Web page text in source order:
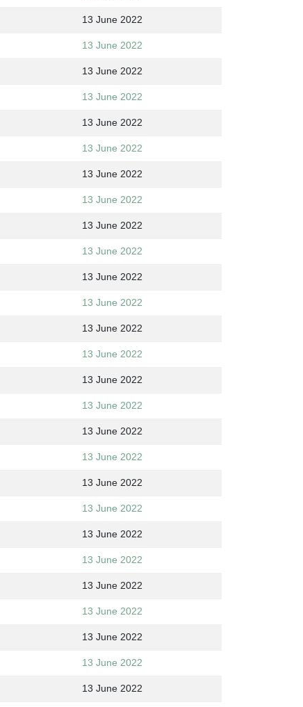
13 June 2022
13 June 2022
13 June 2022
13 June 2022
13 June 2022
13 June 2022
13 June 2022
13 June 2022
13 June 2022
13 June 2022
13 June 2022
13 June 2022
13 June 2022
13 June 2022
13 June 2022
13 June 2022
13 June 2022
13 June 2022
13 June 2022
13 June 2022
13 June 2022
13 June 2022
13 June 2022
13 June 2022
13 June 2022
13 June 2022
13 June 2022